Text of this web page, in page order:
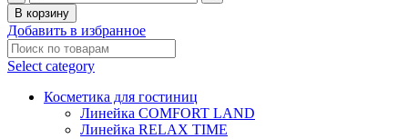
В корзину
Добавить в избранное
Select category
Косметика для гостиниц
Линейка COMFORT LAND
Линейка RELAX TIME